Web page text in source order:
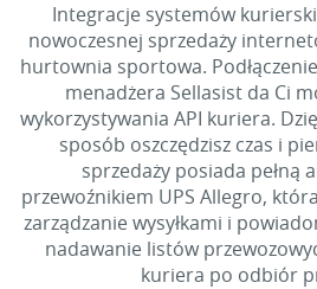
Integracje systemów
nowoczesnej sprzedaży
hurtownia sportowa.
menadżera Sellasist da Ci
wykorzystywania API kuriera.
sposób oszczędzisz czas i
sprzedaży posiada pełną
przewoźnikiem UPS Allegro,
zarządzanie wysyłkami i
nadawanie listów
kuriera po odbiór